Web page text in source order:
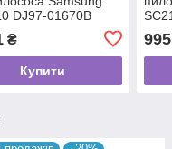
DJ97-01670B
₴
Купити
995